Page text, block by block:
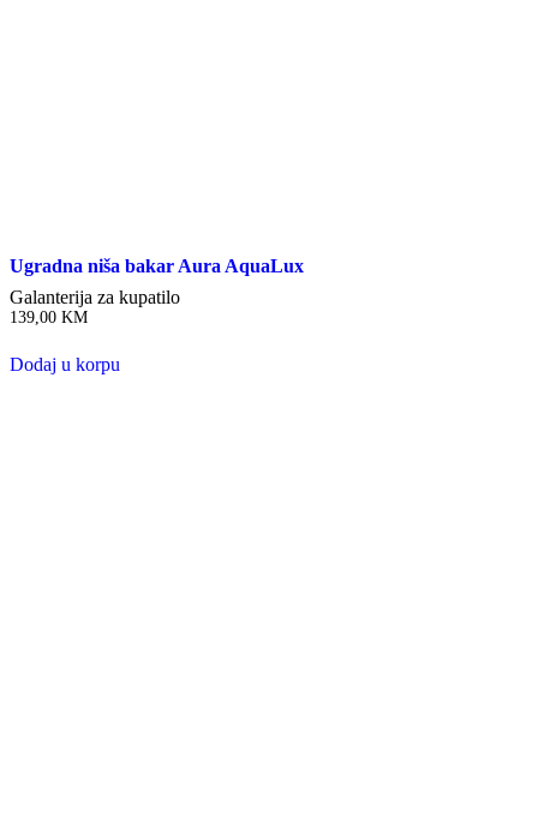
Ugradna niša bakar Aura AquaLux
Galanterija za kupatilo
139,00 KM
Dodaj u korpu